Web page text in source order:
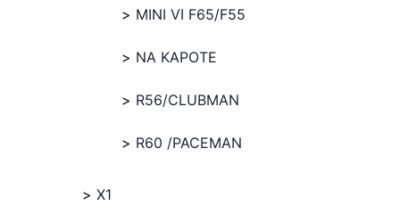
MINI VI F65/F55
NA KAPOTE
R56/CLUBMAN
R60 /PACEMAN
X1